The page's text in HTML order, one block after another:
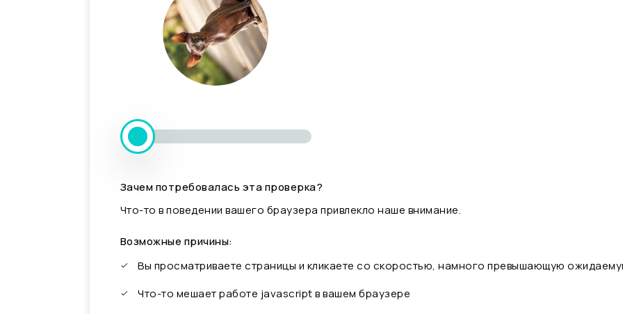
Зачем потребовалась эта проверка?
Что-то в поведении вашего браузера привлекло наше внимание.
Возможные причины:
Вы просматриваете страницы и кликаете со скоростью, намного превышающую
Что-то мешает работе javascript в вашем браузере